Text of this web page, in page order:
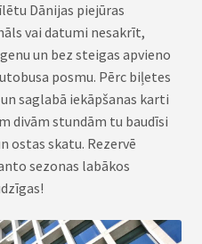
Dānijas piejūras
vai datumi nesakrīt,
un bez steigas apvieno
posmu. Pērc biļetes
saglabā iekāpšanas karti
divām stundām tu baudīsi
ostas skatu. Rezervē
sezonas labākos